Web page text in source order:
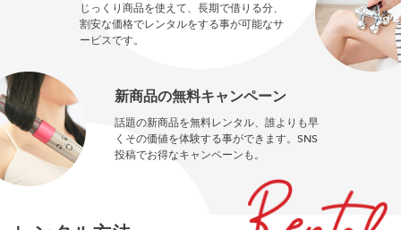
じっくり商品を使えて、長期で借りる分、
割安な価格でレンタルをする事が可能なサ
ービスです。
新商品の無料キャンペーン
話題の新商品を無料レンタル、誰よりも早
くその価値を体験する事ができます。SNS
投稿でお得なキャンペーンも。